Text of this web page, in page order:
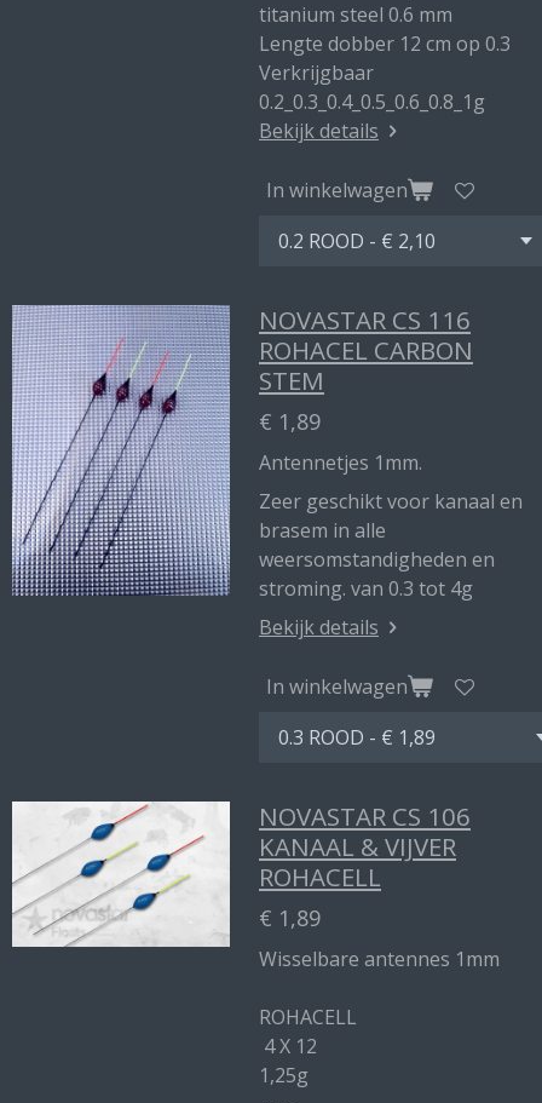
titanium steel 0.6 mm
Lengte dobber 12 cm op 0.3
Verkrijgbaar
0.2_0.3_0.4_0.5_0.6_0.8_1g
Bekijk details
In winkelwagen
NOVASTAR CS 116
ROHACEL CARBON
STEM
€ 1,89
Antennetjes 1mm.
Zeer geschikt voor kanaal en
brasem in alle
weersomstandigheden en
stroming. van 0.3 tot 4g
Bekijk details
In winkelwagen
NOVASTAR CS 106
KANAAL & VIJVER
ROHACELL
€ 1,89
Wisselbare antennes 1mm
ROHACELL
4 X 12
1,25g